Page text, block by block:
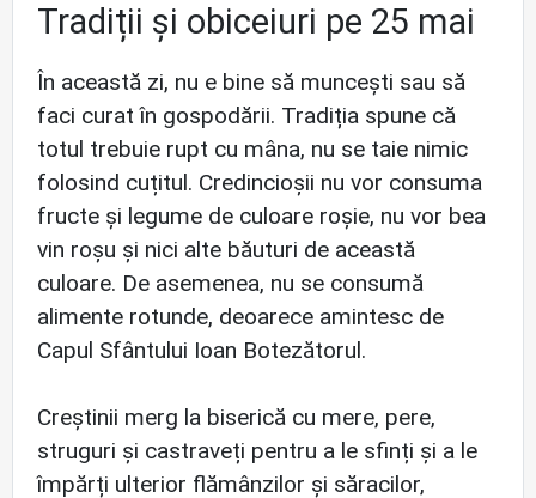
Tradiții și obiceiuri pe 25 mai
În această zi, nu e bine să muncești sau să
faci curat în gospodării. Tradiția spune că
totul trebuie rupt cu mâna, nu se taie nimic
folosind cuțitul. Credincioșii nu vor consuma
fructe și legume de culoare roșie, nu vor bea
vin roșu și nici alte băuturi de această
culoare. De asemenea, nu se consumă
alimente rotunde, deoarece amintesc de
Capul Sfântului Ioan Botezătorul.
Creștinii merg la biserică cu mere, pere,
struguri și castraveți pentru a le sfinți și a le
împărți ulterior flămânzilor și săracilor,